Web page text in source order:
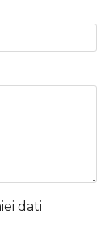
dati